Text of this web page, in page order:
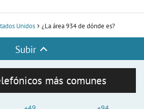
Unidos ¿La área 934 de dónde es?
Subir
más comunes